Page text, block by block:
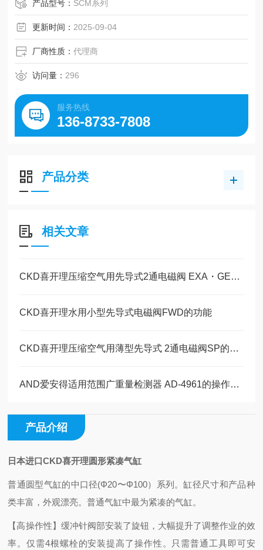
产品型号： SCM系列
更新时间： 2025-09-04
厂商性质：代理商
访问量： 296
服务热线
136-8733-7808
产品分类
相关文章
CKD喜开理压缩空气用先导式2通电磁阀 EXA・GEXA的特点
CKD喜开理水用小型先导式电磁阀FWD的功能
CKD喜开理压缩空气用薄型先导式 2通电磁阀SP的特点
AND爱安得适用范围广重量检测器 AD-4961的操作使用
产品介绍
日本进口CKD喜开理圆形紧凑气缸
普通圆型气缸的中口径(Φ20〜Φ100）系列。缸径尺寸和产品种
类丰富，外观漂亮。普通气缸中最为紧凑的气缸。
【高操作性】 缓冲针阀部安装了旋钮，大幅提升了调整作业的效
率。仅需4根螺栓的安装提高了操作性。 只需普通工具即可安